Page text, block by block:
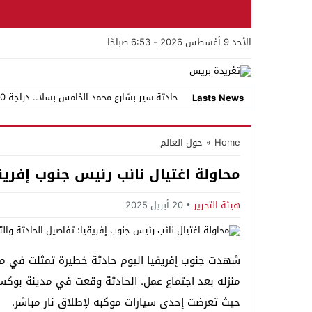
الأحد 9 أغسطس 2026 - 6:53 صباحًا
Lasts News
حادثة سير بشارع محمد الخامس بسلا.. دراجة C90 بدون ترقيم تصطدم بسيارة أجرة صغيرة وسائقها يلوذ بالفرار
وفاة بصعقة كهربائية تفتح ملف
إساݣن كتامة :حجز أكثر من 7 أطنان من مخدر الشيرا واعتقال شخصين بمدخل المدينة
فرقة مكافحة العصابات بسلا تطيح
سيدي الضاوي بسلا.. مستودعات عشوائية
“جيل زد 212” تنفي الدعوة إلى أي مظاهرة وتحذر من منشورات وصفحات مزيفة تنتحل اسمها
العثور على جثة داخل مرحاض مقهى بحي
الشرطة القضائية بسلا الجديدة توقف
Home
» حول العالم
محاولة اغتيال نائب رئيس جنوب
هيئة التحرير 20 أبريل 2025
شهدت جنوب إفريقيا اليوم حادثة خطيرة تمثلت في
حيث تعرضت إحدى سيارات موكبه لإطلاق نار مباشر.